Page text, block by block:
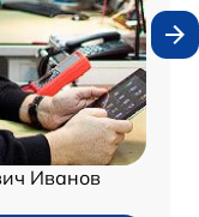
Иванов